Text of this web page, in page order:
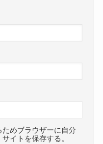
めブラウザーに自分
イトを保存する。